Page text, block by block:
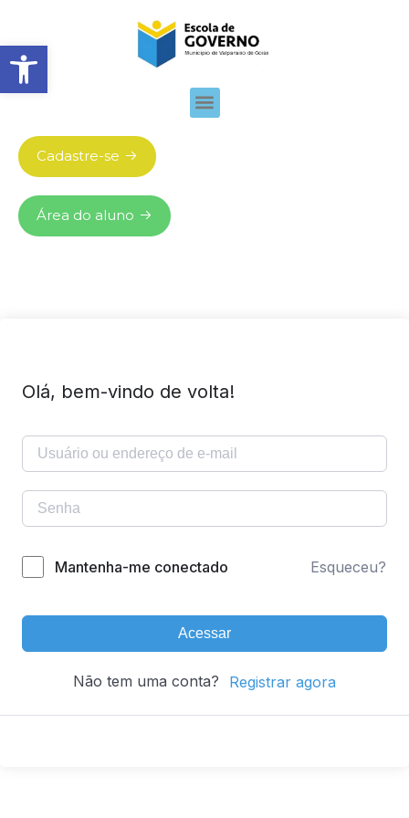
Abrir barra de ferramentas
Cadastre-se
Área do aluno
Olá, bem-vindo de volta!
Mantenha-me conectado Esqueceu?
Acessar
Não tem uma conta? Registrar agora